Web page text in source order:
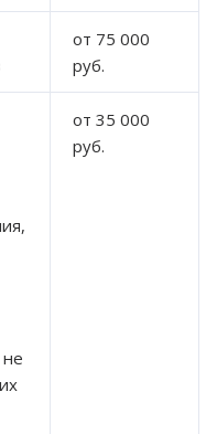
от 75 000
руб.
от 35 000
руб.